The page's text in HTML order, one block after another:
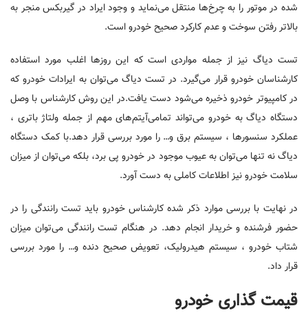
شده در موتور را به چرخ‌ها منتقل می‌نماید و وجود ایراد در گیربکس منجر به
بالاتر رفتن سوخت و عدم کارکرد صحیح خودرو است.
تست دیاگ نیز از جمله مواردی است که این روزها اغلب مورد استفاده
کارشناسان خودرو قرار می‌گیرد. در تست دیاگ می‌توان به ایرادات خودرو که
در کامپیوتر خودرو ذخیره می‌شود دست یافت.در این روش کارشناس با وصل
دستگاه دیاگ به خودرو می‌تواند تمامی‌آیتم‌های مهم از جمله ولتاژ باتری ،
عملکرد سنسورها ، سیستم برق و… را مورد بررسی قرار دهد.با کمک دستگاه
دیاگ نه تنها می‌توان به عیوب موجود در خودرو پی برد، بلکه می‌توان از میزان
سلامت خودرو نیز اطلاعات کاملی به دست آورد.
در نهایت با بررسی موارد ذکر شده کارشناس خودرو باید تست رانندگی را در
حضور فرشنده و خریدار انجام دهد. در هنگام تست رانندگی می‌توان میزان
شتاب خودرو ، سیستم هیدرولیک، تعویض صحیح دنده و… را مورد بررسی
قرار داد.
قیمت گذاری خودرو